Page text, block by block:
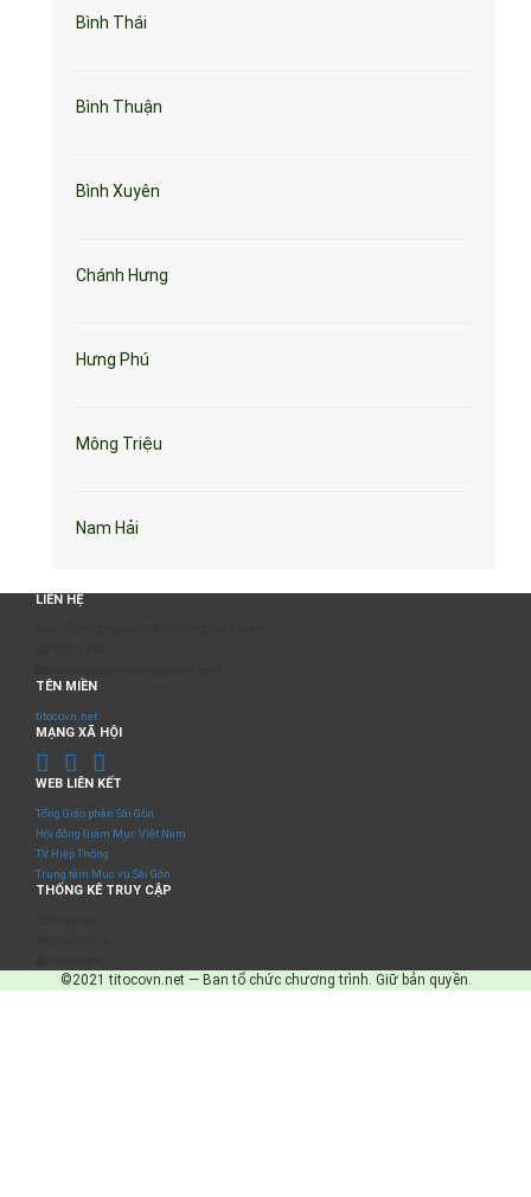
Bình Thái
Bình Thuận
Bình Xuyên
Chánh Hưng
Hưng Phú
Mông Triệu
Nam Hải
LIÊN HỆ
TÊN MIỀN
titocovn.net
MẠNG XÃ HỘI
WEB LIÊN KẾT
Tổng Giáo phận Sài Gòn
Hội đồng Giám Mục Việt Nam
TV Hiệp Thông
Trung tâm Mục vụ Sài Gòn
THỐNG KÊ TRUY CẬP
©2021 titocovn.net — Ban tổ chức chương trình. Giữ bản quyền.